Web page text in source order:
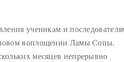
ученикам и
воплощении Ламы Сопы.
месяцев непрерывно